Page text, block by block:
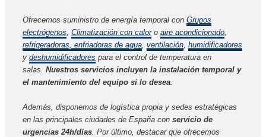
Ofrecemos suministro de energía temporal con Grupos
electrógenos, Climatización con caloro aire acondicionado,
refrigeradoras, enfriadoras de agua, ventilación, humidificadores
y deshumidificadores para el control de temperatura en
salas. Nuestros servicios incluyen la instalación temporal y
el mantenimiento del equipo si lo desea.
Además, disponemos de logística propia y sedes estratégicas
en las principales ciudades de España con servicio de
urgencias 24h/días. Por último, destacar que ofrecemos